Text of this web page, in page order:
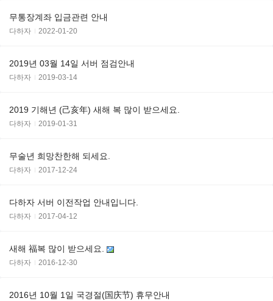
무통장계좌 입금관련 안내
다하자 2022-01-20
2019년 03월 14일 서버 점검안내
다하자 2019-03-14
2019 기해년 (己亥年) 새해 복 많이 받으세요.
다하자 2019-01-31
무술년 희망찬한해 되세요.
다하자 2017-12-24
다하자 서버 이전작업 안내입니다.
다하자 2017-04-12
새해 福복 많이 받으세요.
다하자 2016-12-30
2016년 10월 1일 국경절(国庆节) 휴무안내